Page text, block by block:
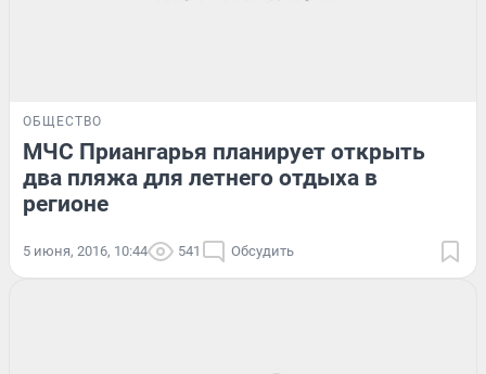
ОБЩЕСТВО
МЧС Приангарья планирует открыть
два пляжа для летнего отдыха в
регионе
5 июня, 2016, 10:44 541 Обсудить